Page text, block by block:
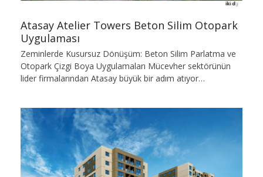
Atasay Atelier Towers Beton Silim Otopark
Uygulaması
Zeminlerde Kusursuz Dönüşüm: Beton Silim Parlatma ve
Otopark Çizgi Boya Uygulamaları Mücevher sektörünün
lider firmalarından Atasay büyük bir adım atıyor…